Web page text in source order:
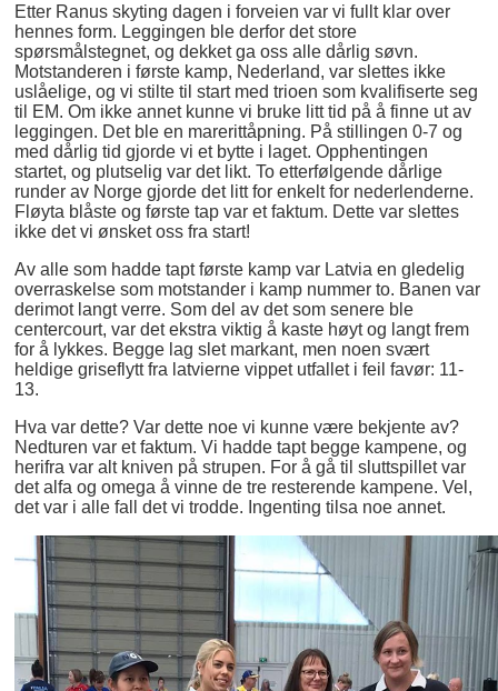
Etter Ranus skyting dagen i forveien var vi fullt klar over
hennes form. Leggingen ble derfor det store
spørsmålstegnet, og dekket ga oss alle dårlig søvn.
Motstanderen i første kamp, Nederland, var slettes ikke
uslåelige, og vi stilte til start med trioen som kvalifiserte seg
til EM. Om ikke annet kunne vi bruke litt tid på å finne ut av
leggingen. Det ble en marerittåpning. På stillingen 0-7 og
med dårlig tid gjorde vi et bytte i laget. Opphentingen
startet, og plutselig var det likt. To etterfølgende dårlige
runder av Norge gjorde det litt for enkelt for nederlenderne.
Fløyta blåste og første tap var et faktum. Dette var slettes
ikke det vi ønsket oss fra start!
Av alle som hadde tapt første kamp var Latvia en gledelig
overraskelse som motstander i kamp nummer to. Banen var
derimot langt verre. Som del av det som senere ble
centercourt, var det ekstra viktig å kaste høyt og langt frem
for å lykkes. Begge lag slet markant, men noen svært
heldige griseflytt fra latvierne vippet utfallet i feil favør: 11-
13.
Hva var dette? Var dette noe vi kunne være bekjente av?
Nedturen var et faktum. Vi hadde tapt begge kampene, og
herifra var alt kniven på strupen. For å gå til sluttspillet var
det alfa og omega å vinne de tre resterende kampene. Vel,
det var i alle fall det vi trodde. Ingenting tilsa noe annet.